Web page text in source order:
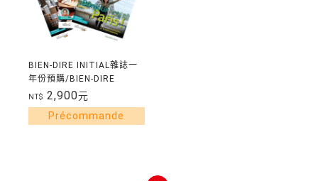
BIEN-DIRE INITIAL雜誌一
年份預購/BIEN-DIRE
INITIAL COMMANDE
POUR 1AN
NT$ 2,900元